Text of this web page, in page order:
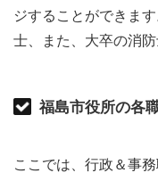
ジすることができま
士、また、大卒の消
福島市役所の各
ここでは、行政＆事